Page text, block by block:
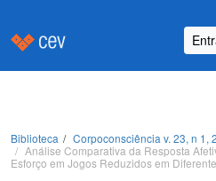
Biblioteca
Corpoconsciência v. 23, n 1,
Análise Comparativa da Resposta
Esforço em Jogos Reduzidos em